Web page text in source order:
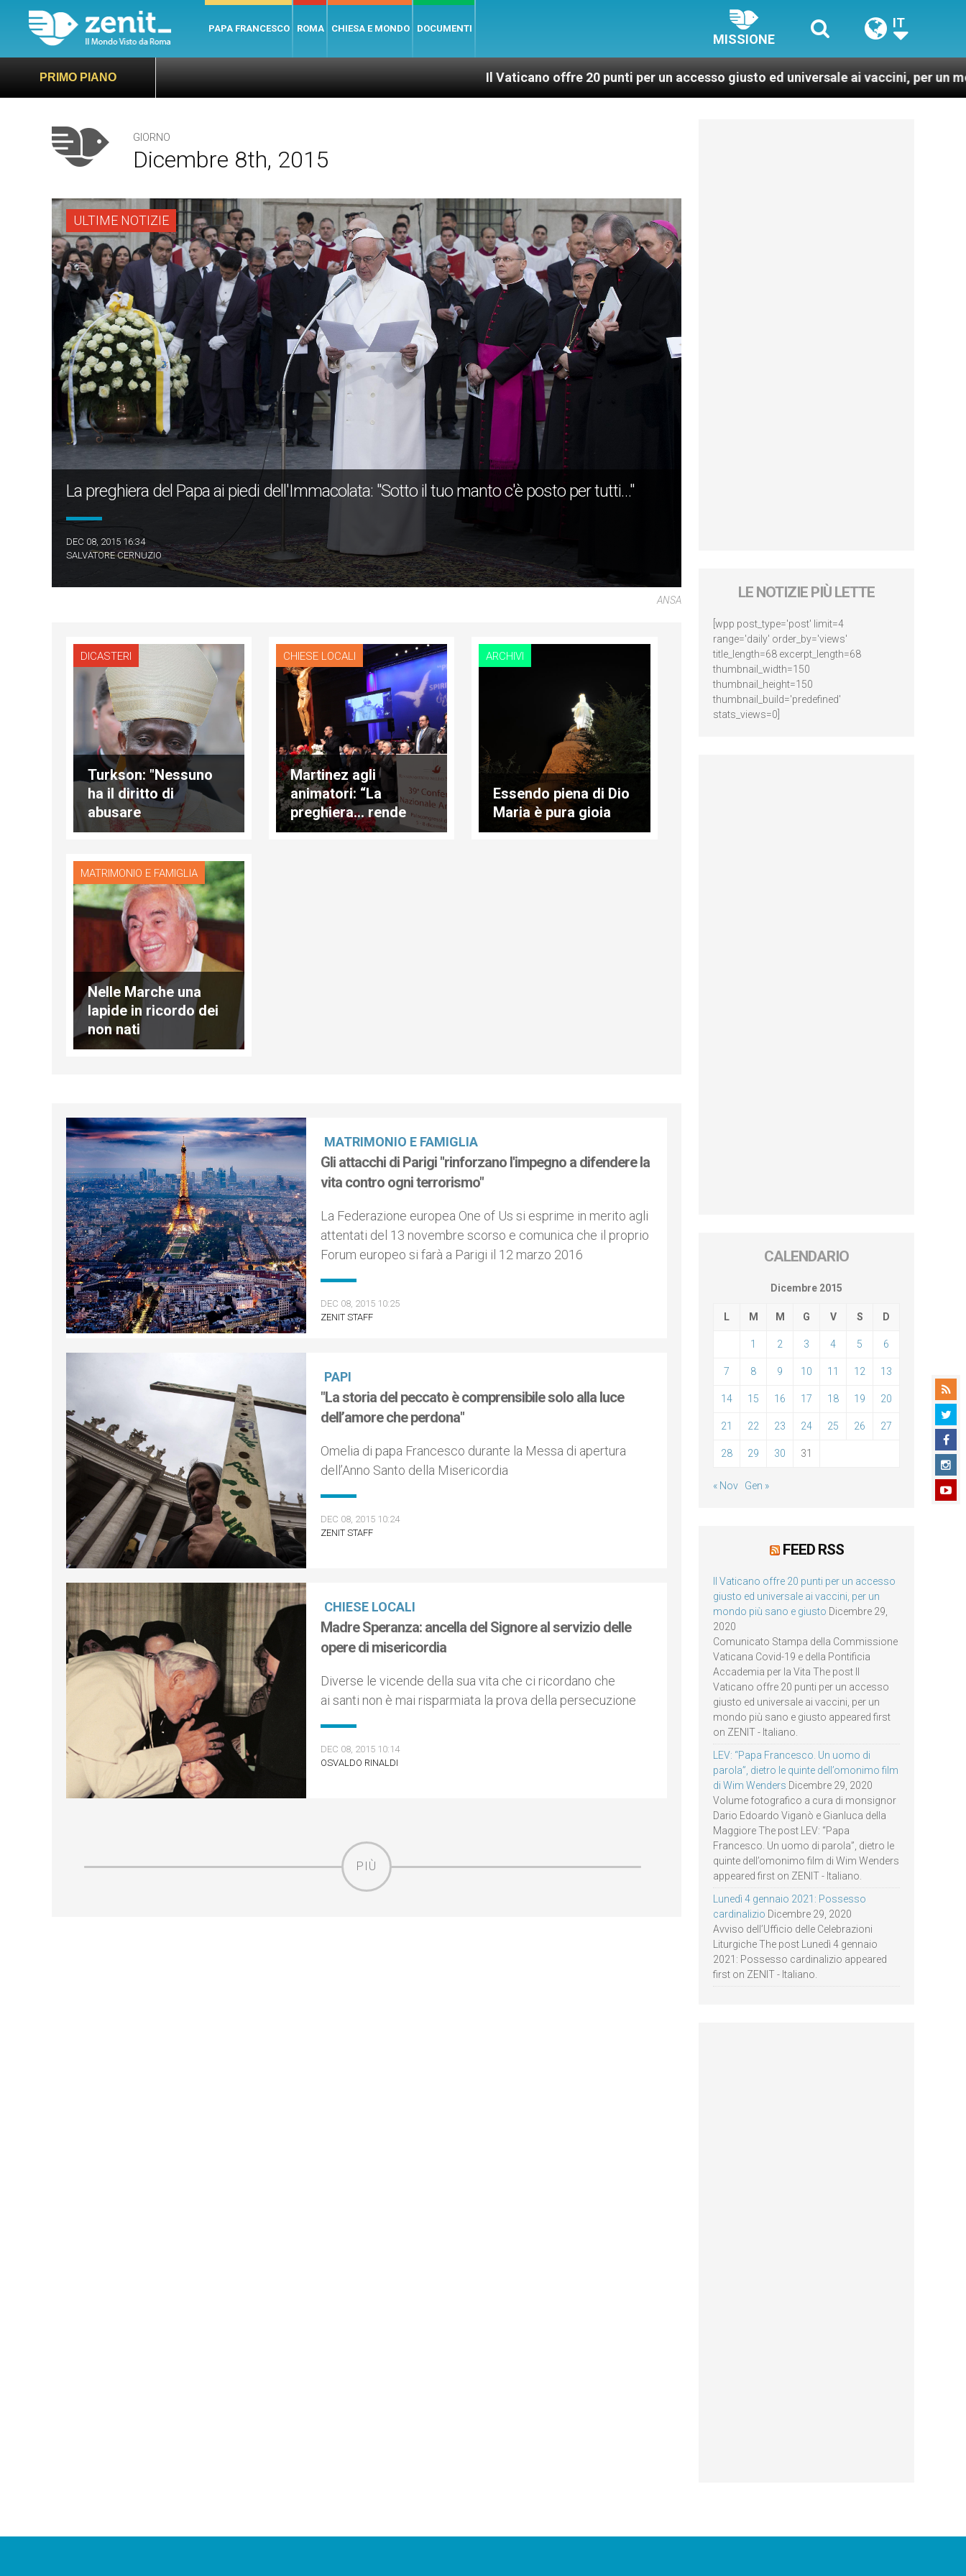
PAPA FRANCESCO ROMA CHIESA E MONDO DOCUMENTI
MISSIONE
IT
PRIMO PIANO Il Vaticano offre 20 punti per un accesso giusto ed universale ai vaccini, per un mondo più sano e
GIORNO
Dicembre 8th, 2015
ULTIME NOTIZIE
La preghiera del Papa ai piedi dell'Immacolata: "Sotto il tuo manto c'è posto per tutti…"
DEC 08, 2015 16:34
SALVATORE CERNUZIO
ANSA
DICASTERI
Turkson: "Nessuno
ha il diritto di
abusare
dell’ambiente"
CHIESE LOCALI
Martinez agli
animatori: “La
preghiera… rende
intelligenti!"
ARCHIVI
Essendo piena di Dio
Maria è pura gioia
MATRIMONIO E FAMIGLIA
Nelle Marche una
lapide in ricordo dei
non nati
MATRIMONIO E FAMIGLIA
Gli attacchi di Parigi "rinforzano l'impegno a difendere la
vita contro ogni terrorismo"
La Federazione europea One of Us si esprime in merito agli
attentati del 13 novembre scorso e comunica che il proprio
Forum europeo si farà a Parigi il 12 marzo 2016
DEC 08, 2015 10:25
ZENIT STAFF
PAPI
"La storia del peccato è comprensibile solo alla luce
dell’amore che perdona"
Omelia di papa Francesco durante la Messa di apertura
dell’Anno Santo della Misericordia
DEC 08, 2015 10:24
ZENIT STAFF
CHIESE LOCALI
Madre Speranza: ancella del Signore al servizio delle
opere di misericordia
Diverse le vicende della sua vita che ci ricordano che
ai santi non è mai risparmiata la prova della persecuzione
DEC 08, 2015 10:14
OSVALDO RINALDI
PIÙ
LE NOTIZIE PIÙ LETTE
[wpp post_type='post' limit=4
range='daily' order_by='views'
title_length=68 excerpt_length=68
thumbnail_width=150
thumbnail_height=150
thumbnail_build='predefined'
stats_views=0]
CALENDARIO
Dicembre 2015
L M M G V S D
1 2 3 4 5 6
7 8 9 10 11 12 13
14 15 16 17 18 19 20
21 22 23 24 25 26 27
28 29 30 31
« Nov Gen »
FEED RSS
Il Vaticano offre 20 punti per un accesso
giusto ed universale ai vaccini, per un
mondo più sano e giusto Dicembre 29,
2020
Comunicato Stampa della Commissione
Vaticana Covid-19 e della Pontificia
Accademia per la Vita The post Il
Vaticano offre 20 punti per un accesso
giusto ed universale ai vaccini, per un
mondo più sano e giusto appeared first
on ZENIT - Italiano.
LEV: “Papa Francesco. Un uomo di
parola”, dietro le quinte dell’omonimo film
di Wim Wenders Dicembre 29, 2020
Volume fotografico a cura di monsignor
Dario Edoardo Viganò e Gianluca della
Maggiore The post LEV: “Papa
Francesco. Un uomo di parola”, dietro le
quinte dell’omonimo film di Wim Wenders
appeared first on ZENIT - Italiano.
Lunedì 4 gennaio 2021: Possesso
cardinalizio Dicembre 29, 2020
Avviso dell’Ufficio delle Celebrazioni
Liturgiche The post Lunedì 4 gennaio
2021: Possesso cardinalizio appeared
first on ZENIT - Italiano.